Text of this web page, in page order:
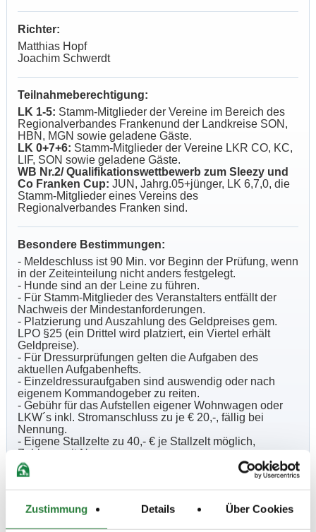
Zustimmung Details Über Cookies
Richter:
Matthias Hopf
Joachim Schwerdt
Teilnahmeberechtigung:
LK 1-5: Stamm-Mitglieder der Vereine im Bereich des
Regionalverbandes Frankenund der Landkreise SON,
HBN, MGN sowie geladene Gäste.
LK 0+7+6: Stamm-Mitglieder der Vereine LKR CO, KC,
LIF, SON sowie geladene Gäste.
WB Nr.2/Qualifikationswettbewerb zum Sleezy und
Co Franken Cup: JUN, Jahrg.05+jünger, LK 6,7,0, die
Stamm-Mitglieder eines Vereins des
Regionalverbandes Franken sind.
Besondere Bestimmungen:
- Meldeschluss ist 90 Min. vor Beginn der Prüfung, wenn
in der Zeiteinteilung nicht anders festgelegt.
- Hunde sind an der Leine zu führen.
- Für Stamm-Mitglieder des Veranstalters entfällt der
Nachweis der Mindestanforderungen.
- Platzierung und Auszahlung des Geldpreises gem.
LPO §25 (ein Drittel wird platziert, ein Viertel erhält
Geldpreise).
- Für Dressurprüfungen gelten die Aufgaben des
aktuellen Aufgabenhefts.
- Einzeldressuraufgaben sind auswendig oder nach
eigenem Kommandogeber zu reiten.
- Gebühr für das Aufstellen eigener Wohnwagen oder
LKW´s inkl. Stromanschluss zu je € 20,-, fällig bei
Nennung.
- Eigene Stallzelte zu 40,- € je Stallzelt möglich,
Zahlung mit Nennung.
- Aufstallen von Pferden/Ponys auf Transportern zu 15,-
€ je Pferd/Pony möglich, Zahlung bei Nennung.
(Aufstallung auf Transportern nur nach Abnahme und
Genehmigung durch den LK-Beauftragten gem.
Merkblatt der LK Bayern -Merkblatt - Pferdeaufstallung
auf Transportfahrzeugen bzw. Pferdehängern - möglich).